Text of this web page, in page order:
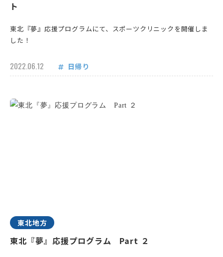
ト
東北『夢』応援プログラムにて、スポーツクリニックを開催しま
した！
2022.06.12 日帰り
東北地方
東北『夢』応援プログラム Part ２